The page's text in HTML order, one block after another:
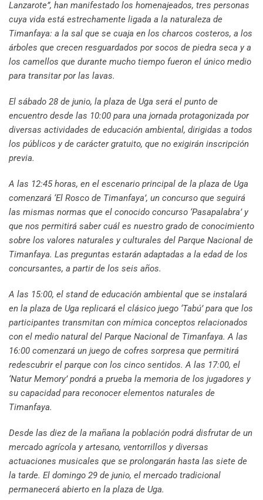
Lanzarote”, han manifestado los homenajeados, tres personas
cuya vida está estrechamente ligada a la naturaleza de
Timanfaya: a la sal que se cuaja en los charcos costeros, a los
árboles que crecen resguardados por socos de piedra seca y a
los camellos que durante mucho tiempo fueron el único medio
para transitar por las lavas.
El sábado 28 de junio, la plaza de Uga será el punto de
encuentro desde las 10:00 para una jornada protagonizada por
diversas actividades de educación ambiental, dirigidas a todos
los públicos y de carácter gratuito, que no exigirán inscripción
previa.
A las 12:45 horas, en el escenario principal de la plaza de Uga
comenzará ‘El Rosco de Timanfaya’, un concurso que seguirá
las mismas normas que el conocido concurso ‘Pasapalabra’ y
que nos permitirá saber cuál es nuestro grado de conocimiento
sobre los valores naturales y culturales del Parque Nacional de
Timanfaya. Las preguntas estarán adaptadas a la edad de los
concursantes, a partir de los seis años.
A las 15:00, el stand de educación ambiental que se instalará
en la plaza de Uga replicará el clásico juego ‘Tabú’ para que los
participantes transmitan con mímica conceptos relacionados
con el medio natural del Parque Nacional de Timanfaya. A las
16:00 comenzará un juego de cofres sorpresa que permitirá
redescubrir el parque con los cinco sentidos. A las 17:00, el
‘Natur Memory’ pondrá a prueba la memoria de los jugadores y
su capacidad para reconocer elementos naturales de
Timanfaya.
Desde las diez de la mañana la población podrá disfrutar de un
mercado agrícola y artesano, ventorrillos y diversas
actuaciones musicales que se prolongarán hasta las siete de
la tarde. El domingo 29 de junio, el mercado tradicional
permanecerá abierto en la plaza de Uga.